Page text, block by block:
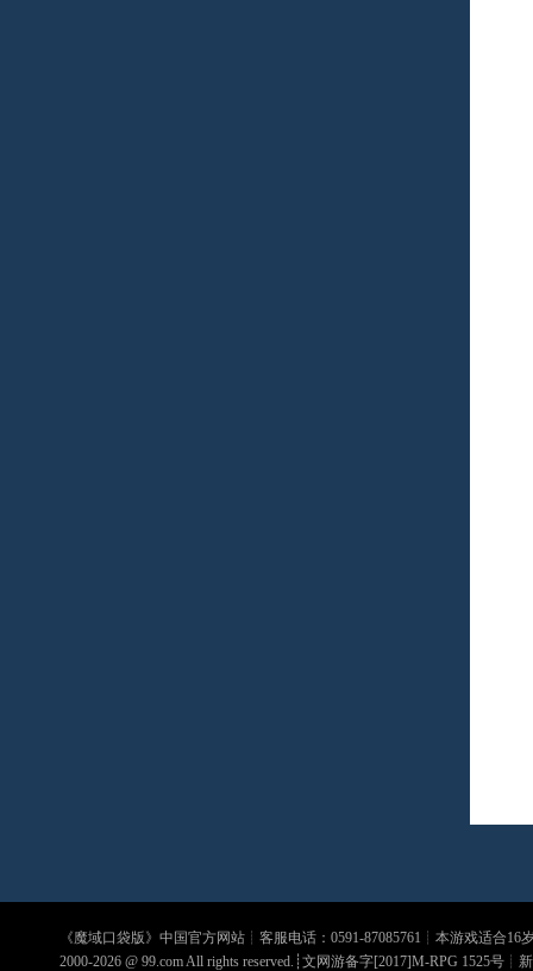
《魔域口袋版》中国官方网站┊客服电话：0591-87085761┊本游戏适合16
2000-2026 @ 99.comAll rights reserved.┊文网游备字[2017]M-RPG 1525号┊